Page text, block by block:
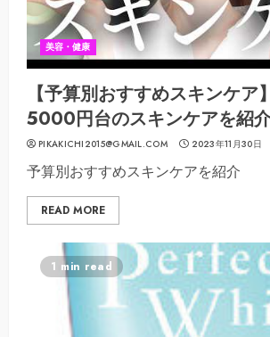
美容・健康
【予算別おすすめスキンケ
5000円台のスキンケアを紹
PIKAKICHI2015@GMAIL.COM 2023年11月30日
予算別おすすめスキンケアを紹介
READ MORE
1 min read